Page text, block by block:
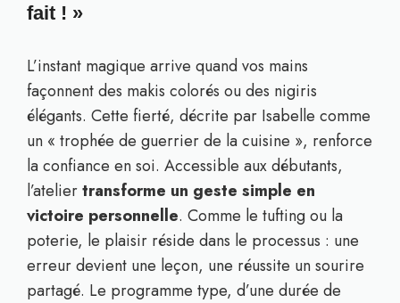
fait ! »
L’instant magique arrive quand vos mains
façonnent des makis colorés ou des nigiris
élégants. Cette fierté, décrite par Isabelle comme
un « trophée de guerrier de la cuisine », renforce
la confiance en soi. Accessible aux débutants,
l’ateliertransforme un geste simple en
victoire personnelle. Comme le tufting ou la
poterie, le plaisir réside dans le processus : une
erreur devient une leçon, une réussite un sourire
partagé. Le programme type, d’une durée de